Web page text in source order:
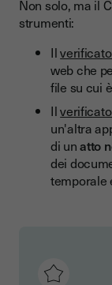
Non solo, ma il
strumenti:
Il
web che
file su cui
Il
un'altra
di unatto
dei
temporale